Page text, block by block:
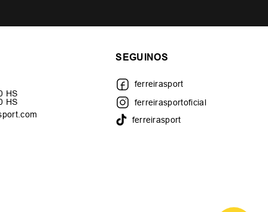
HS
HS
SEGUINOS
ferreirasport
ferreirasportoficial
ferreirasport